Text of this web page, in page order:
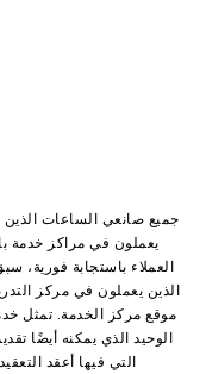
جميع صانعي الساعات الذين
يعملون في مراكز خدمة
العملاء باستجابة فورية،
الذين يعملون في مركز
موقع مركز الخدمة. تمثل
الوحيد الذي يمكنه أيضًا
التي فيها أعقد